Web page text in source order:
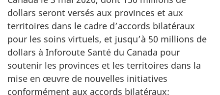
dollars seront versés aux provinces et aux
territoires dans le cadre d’accords bilatéraux
pour les soins virtuels, et jusqu’à 50 millions de
dollars à Inforoute Santé du Canada pour
soutenir les provinces et les territoires dans la
mise en œuvre de nouvelles initiatives
conformément aux accords bilatéraux;